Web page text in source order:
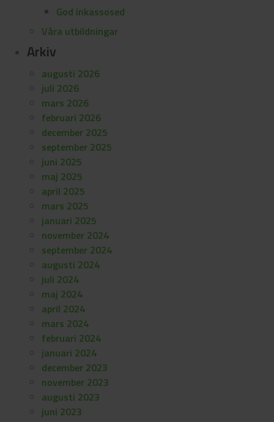
God inkassosed
Våra utbildningar
Arkiv
augusti 2026
juli 2026
mars 2026
februari 2026
december 2025
september 2025
juni 2025
maj 2025
april 2025
mars 2025
januari 2025
november 2024
september 2024
augusti 2024
juli 2024
maj 2024
april 2024
mars 2024
februari 2024
januari 2024
december 2023
november 2023
augusti 2023
juni 2023